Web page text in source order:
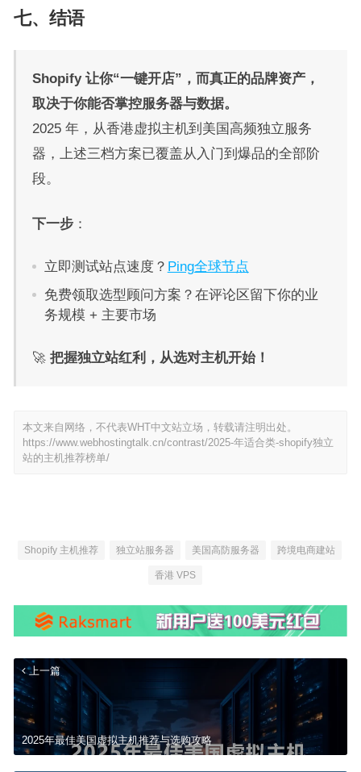
七、结语
Shopify 让你“一键开店”，而真正的品牌资产，
取决于你能否掌控服务器与数据。
2025 年，从香港虚拟主机到美国高频独立服务
器，上述三档方案已覆盖从入门到爆品的全部阶
段。
下一步：
立即测试站点速度？ Ping全球节点
免费领取选型顾问方案？在评论区留下你的业
务规模 + 主要市场
🚀 把握独立站红利，从选对主机开始！
本文来自网络，不代表WHT中文站立场，转载请注明出处。
https://www.webhostingtalk.cn/contrast/2025-年适合类-shopify独立
站的主机推荐榜单/
Shopify 主机推荐 独立站服务器 美国高防服务器 跨境电商建站
香港 VPS
上一篇
2025年最佳美国虚拟主机推荐与选购攻略